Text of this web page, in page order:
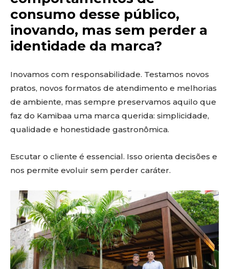
consumo desse público,
inovando, mas sem perder a
identidade da marca?
Inovamos com responsabilidade. Testamos novos
pratos, novos formatos de atendimento e melhorias
de ambiente, mas sempre preservamos aquilo que
faz do Kamibaa uma marca querida: simplicidade,
qualidade e honestidade gastronômica.
Escutar o cliente é essencial. Isso orienta decisões e
nos permite evoluir sem perder caráter.